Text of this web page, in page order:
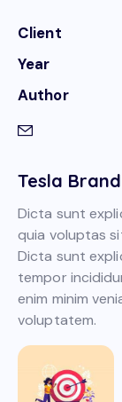
Client
Year
Author
Tesla
Dicta sunt
quia voluptas
Dicta sunt
tempor
enim minim
voluptatem.